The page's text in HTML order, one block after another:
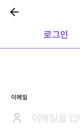
로그인
이메일